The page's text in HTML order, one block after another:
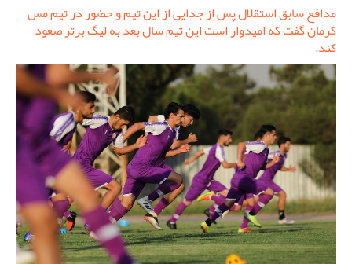
مدافع سابق استقلال پس از جدایی از این تیم و حضور در تیم مس
کرمان گفت که امیدوار است این تیم سال بعد به لیگ برتر صعود
کند.